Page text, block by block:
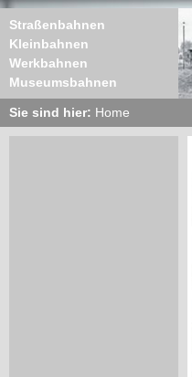
Straßenbahnen
Kleinbahnen
Werkbahnen
Museumsbahnen
Sie sind hier: Home